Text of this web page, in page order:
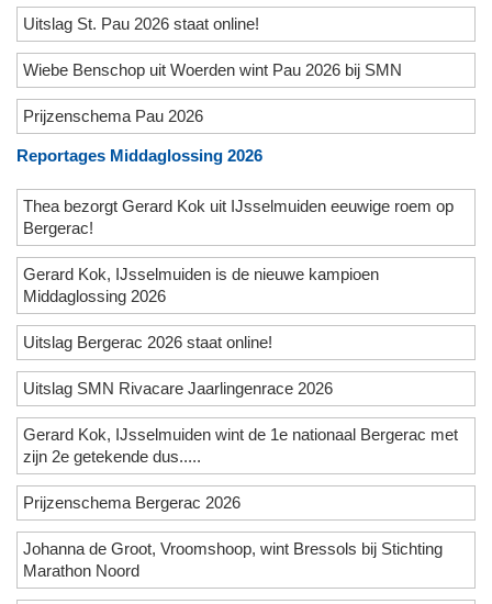
Uitslag St. Pau 2026 staat online!
Wiebe Benschop uit Woerden wint Pau 2026 bij SMN
Prijzenschema Pau 2026
Reportages Middaglossing 2026
Thea bezorgt Gerard Kok uit IJsselmuiden eeuwige roem op
Bergerac!
Gerard Kok, IJsselmuiden is de nieuwe kampioen
Middaglossing 2026
Uitslag Bergerac 2026 staat online!
Uitslag SMN Rivacare Jaarlingenrace 2026
Gerard Kok, IJsselmuiden wint de 1e nationaal Bergerac met
zijn 2e getekende dus.....
Prijzenschema Bergerac 2026
Johanna de Groot, Vroomshoop, wint Bressols bij Stichting
Marathon Noord